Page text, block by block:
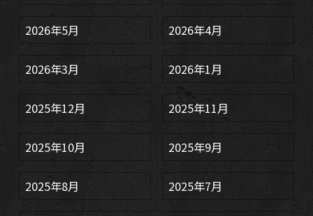
2026年5月 2026年4月
2026年3月 2026年1月
2025年12月 2025年11月
2025年10月 2025年9月
2025年8月 2025年7月